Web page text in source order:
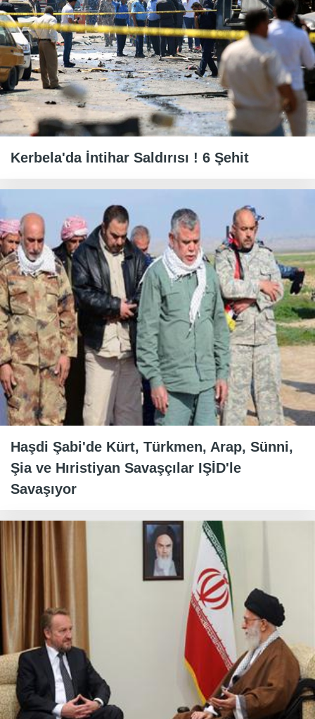
Kerbela'da İntihar Saldırısı ! 6 Şehit
Haşdi Şabi'de Kürt, Türkmen, Arap, Sünni,
Şia ve Hıristiyan Savaşçılar IŞİD'le
Savaşıyor